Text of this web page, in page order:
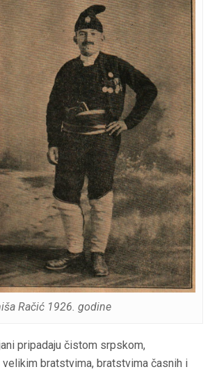
Račić 1926. godine
pripadaju čistom srpskom,
bratstvima, bratstvima časnih i